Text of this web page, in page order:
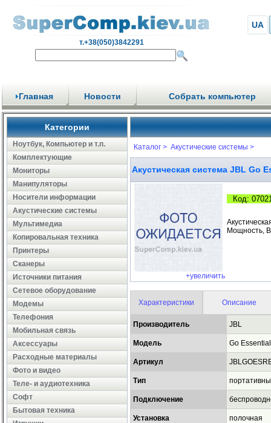
т.+38(050)3842291
UA
Главная Новости Собрать компьютер
Категории
Ноутбук, Компьютер и т.п.
Комплектующие
Мониторы
Манипуляторы
Носители информации
Акустические системы
Мультимедиа
Копировальная техника
Принтеры
Сканеры
Источники питания
Сетевое оборудование
Модемы
Телефония
Мобильная связь
Аксессуары
Расходные материалы
Фото и видео
Теле- и аудиотехника
Софт
Бытовая техника
Каталог > Акустические системы >
Акустическая система JBL Go
+увеличить
Код:
Мощность,
Характеристики Описание
Производитель JBL
Модель Go
Артикул
Тип
Подключение
Установка полочная